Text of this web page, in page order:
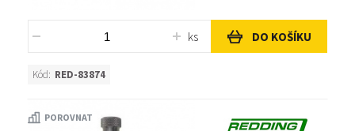
ks DO KOŠÍKU
Kód: RED-83874
POROVNAT